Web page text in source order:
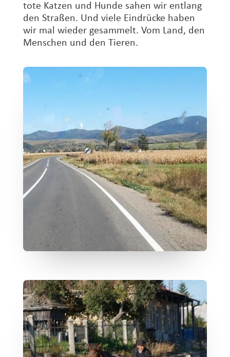
tote Katzen und Hunde sahen wir entlang
den Straßen. Und viele Eindrücke haben
wir mal wieder gesammelt. Vom Land, den
Menschen und den Tieren.